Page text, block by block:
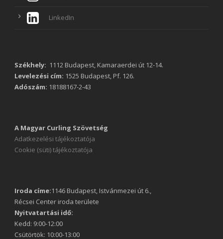
LinkedIn
Székhely: 1112 Budapest, Kamaraerdei út 12-14.
Levelezési cím: 1525 Budapest, Pf. 126.
Adószám: 18188167-2-43
A Magyar Curling Szövetség
Adatkezelési tájékoztatója
Cookie (süti) tájékoztatója
Iroda címe:1146 Budapest, Istvánmezei út 6.,
Récsei Center iroda területe
Nyitvatartási idő:
Kedd: 9:00-12:00
Csütörtök: 10:00-13:00